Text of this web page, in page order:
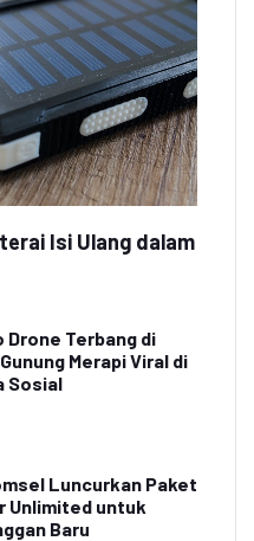
Isi Ulang dalam
Drone Terbang di
Merapi Viral di
Sosial
Luncurkan Paket
Unlimited untuk
Baru